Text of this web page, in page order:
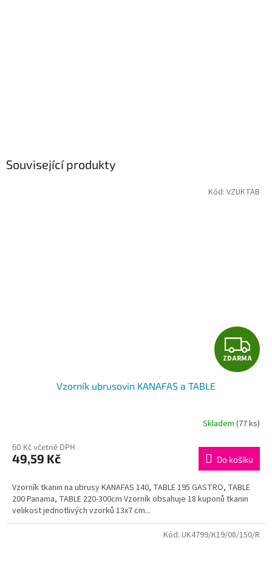
Související produkty
Z
D
R
M
A
ZDARMA
Vzorník ubrusovin KANAFAS a TABLE
Skladem (77 ks)
60 Kč včetně DPH
49,59 Kč Do košíku
Vzorník tkanin na ubrusy KANAFAS 140, TABLE 195 GASTRO, TABLE
200 Panama, TABLE 220-300cm Vzorník obsahuje 18 kuponů tkanin
velikost jednotlivých vzorků 13x7 cm...
Kód: VZUKTAB
Kód: UK4799/K19/08/150/R